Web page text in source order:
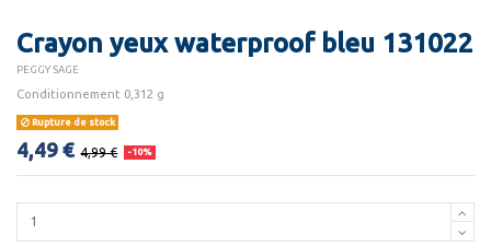
Crayon yeux waterproof bleu 131022
PEGGY SAGE
Conditionnement 0,312 g
Rupture de stock
4,49 € 4,99 € -10%